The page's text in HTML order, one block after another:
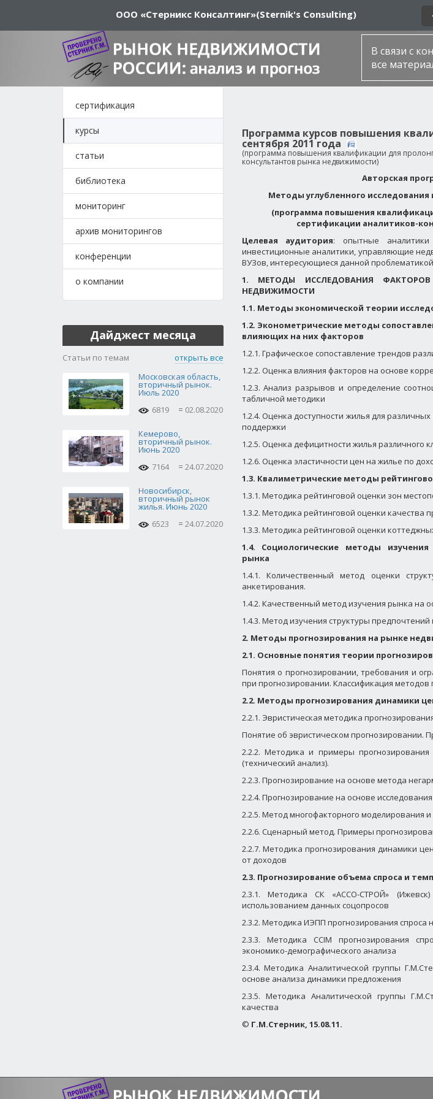
ООО «Стерникс Консалтинг»(Sternik's Consulting)
В связи с
все
сертификация
курсы
статьи
библиотека
мониторинг
архив мониторингов
конференции
о компании
Дайджест месяца
Статьи по темам
открыть все
Московская область,
вторичный рынок.
Июль 2020
6819
02.08.2020
Кемерово,
вторичный рынок.
Июнь 2020
7164
24.07.2020
Новосибирск,
вторичный рынок
жилья. Июнь 2020
6523
24.07.2020
Программа курсов повышения
сентября 2011 года
(программа повышения квалификации для
консультантов рынка недвижимости)
Авторская
Методы углубленного
(программа повышения
сертификации аналитиков-
Целевая аудитория: опытные аналитики
инвестиционные аналитики, управляющие
ВУЗов, интересующиеся данной
1. МЕТОДЫ ИССЛЕДОВАНИЯ
НЕДВИЖИМОСТИ
1.1. Методы экономической теории
1.2. Эконометрические методы
влияющих на них факторов
1.2.1. Графическое сопоставление трендов
1.2.2. Оценка влияния факторов на основе
1.2.3. Анализ разрывов и определение
табличной методики
1.2.4. Оценка доступности жилья для
поддержки
1.2.5. Оценка дефицитности жилья различного
1.2.6. Оценка эластичности цен на жилье по
1.3. Квалиметрические методы
1.3.1. Методика рейтинговой оценки зон
1.3.2. Методика рейтинговой оценки качества
1.3.3. Методика рейтинговой оценки
1.4. Социологические методы
рынка
1.4.1. Количественный метод оценки
анкетирования.
1.4.2. Качественный метод изучения рынка на
1.4.3. Метод изучения структуры
2. Методы прогнозирования на рынке
2.1. Основные понятия теории
Понятия о прогнозировании, требования и
при прогнозировании. Классификация
2.2. Методы прогнозирования динамики
2.2.1. Эвристическая методика
Понятие об эвристическом прогнозировании.
2.2.2. Методика и примеры прогнозирования
(технический анализ).
2.2.3. Прогнозирование на основе метода
2.2.4. Прогнозирование на основе
2.2.5. Метод многофакторного моделирования
2.2.6. Сценарный метод. Примеры
2.2.7. Методика прогнозирования динамики
от доходов
2.3. Прогнозирование объема спроса и
2.3.1. Методика СК «АССО-СТРОЙ»
использованием данных соцопросов
2.3.2. Методика ИЭПП прогнозирования
2.3.3. Методика CCIM прогнозирования
экономико-демографического анализа
2.3.4. Методика Аналитической группы
основе анализа динамики предложения
2.3.5. Методика Аналитической группы
качества
© Г.М.Стерник, 15.08.11.